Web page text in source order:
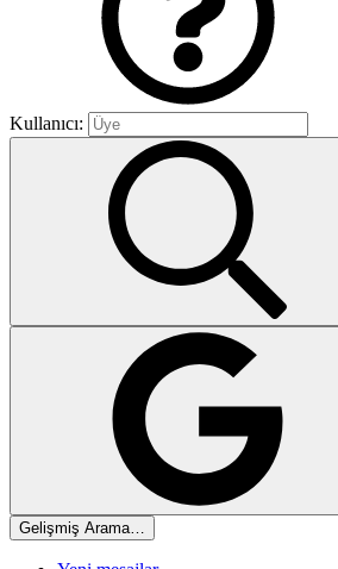
Kullanıcı:
Gelişmiş Arama…